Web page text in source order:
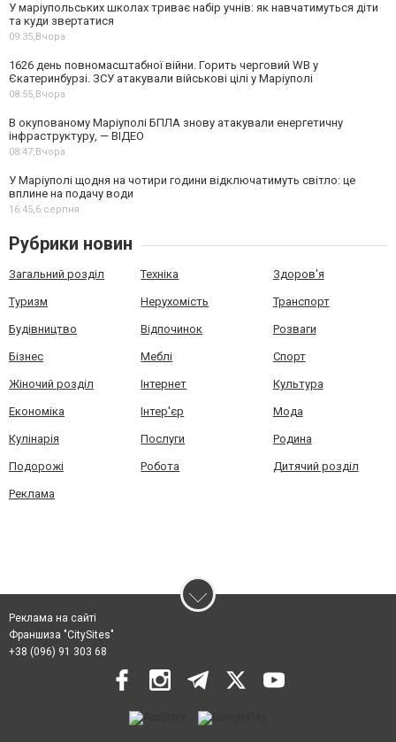
У маріупольських школах триває набір учнів: як навчатимуться діти
та куди звертатися
09:35, Вчора
1626 день повномасштабної війни. Горить черговий WB у
Єкатеринбурзі. ЗСУ атакували військові цілі у Маріуполі
08:55, Вчора
В окупованому Маріуполі БПЛА знову атакували енергетичну
інфраструктуру, — ВІДЕО
08:47, Вчора
У Маріуполі щодня на чотири години відключатимуть світло: це
вплине на подачу води
16:45,6 серпня
Рубрики новин
Загальний розділ Техніка Здоров'я
Туризм Нерухомість Транспорт
Будівництво Відпочинок Розваги
Бізнес Меблі Спорт
Жіночий розділ Інтернет Культура
Економіка Інтер'єр Мода
Кулінарія Послуги Родина
Подорожі Робота Дитячий розділ
Реклама
Реклама на сайті
Франшиза "CitySites"
+38 (096) 91 303 68